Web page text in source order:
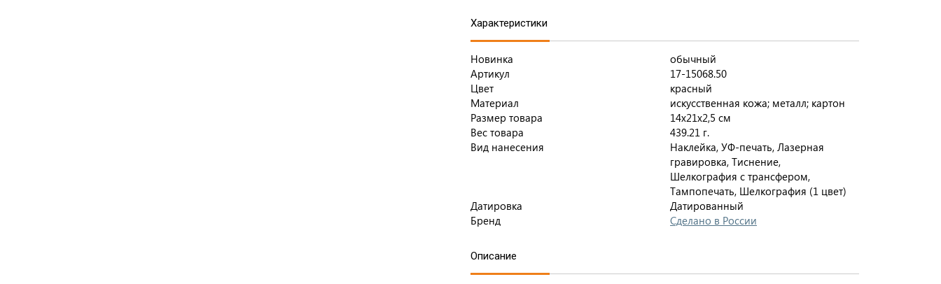
Характеристики
Новинка
обычный
Артикул
17-15068.50
Цвет
красный
Материал
искусственная кожа; металл; картон
Размер товара
14х21х2,5 см
Вес товара
439.21 г.
Вид нанесения
Наклейка, УФ-печать, Лазерная
гравировка, Тиснение,
Шелкография с трансфером,
Тампопечать, Шелкография (1 цвет)
Датировка
Датированный
Бренд
Сделано в России
Описание